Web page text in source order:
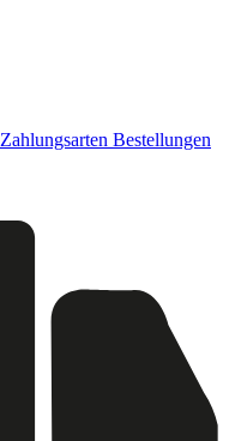
Zahlungsarten Bestellungen